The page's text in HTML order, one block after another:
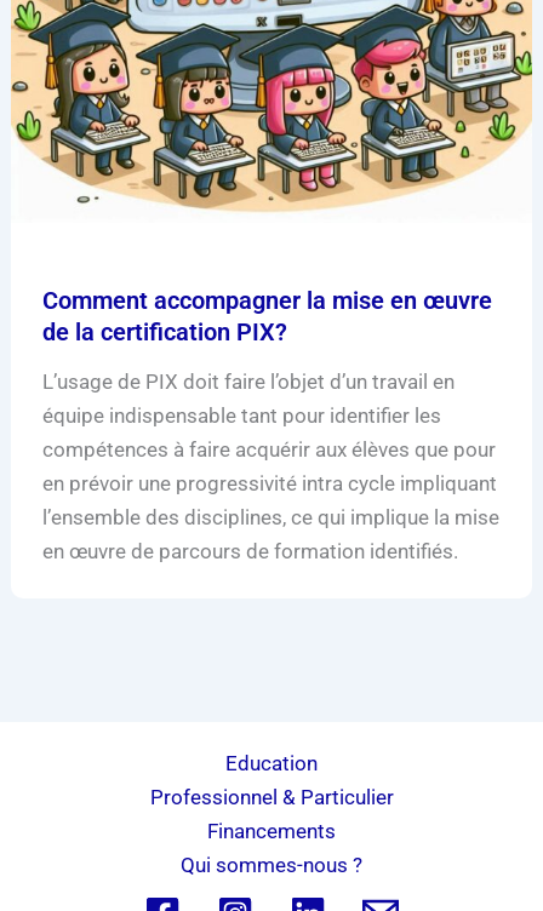
Comment accompagner la mise en œuvre
de la certification PIX?
L’usage de PIX doit faire l’objet d’un travail en
équipe indispensable tant pour identifier les
compétences à faire acquérir aux élèves que pour
en prévoir une progressivité intra cycle impliquant
l’ensemble des disciplines, ce qui implique la mise
en œuvre de parcours de formation identifiés.
Education
Professionnel & Particulier
Financements
Qui sommes-nous ?